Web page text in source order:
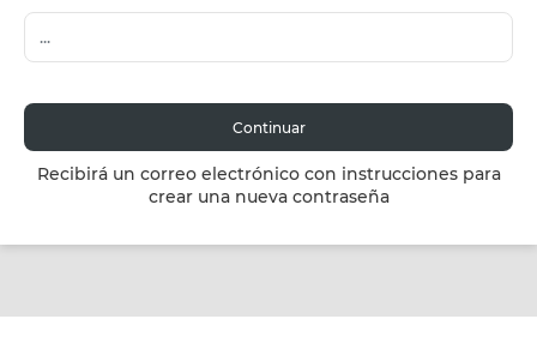
Continuar
Recibirá un correo electrónico con instrucciones para
crear una nueva contraseña